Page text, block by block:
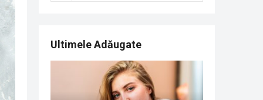
Ultimele Adăugate